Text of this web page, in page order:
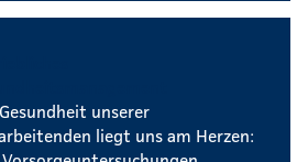
unserer
liegt uns am Herzen: